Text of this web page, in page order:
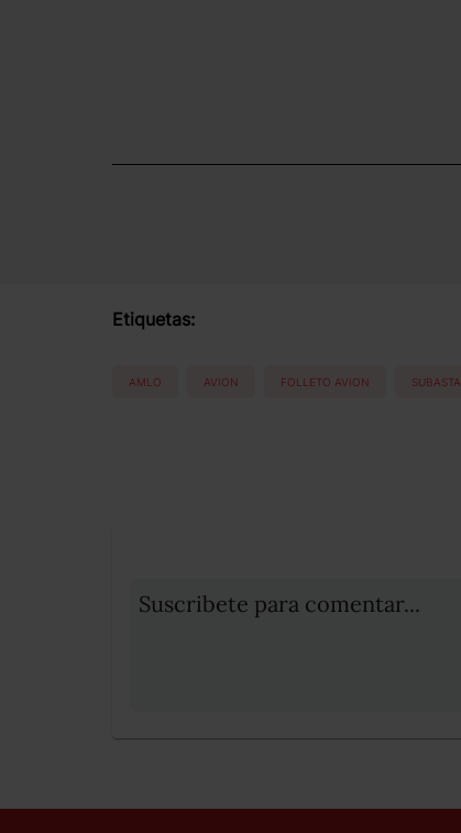
Etiquetas:
AMLO AVION FOLLETO AVION SUBASTA
Suscribete para comentar...